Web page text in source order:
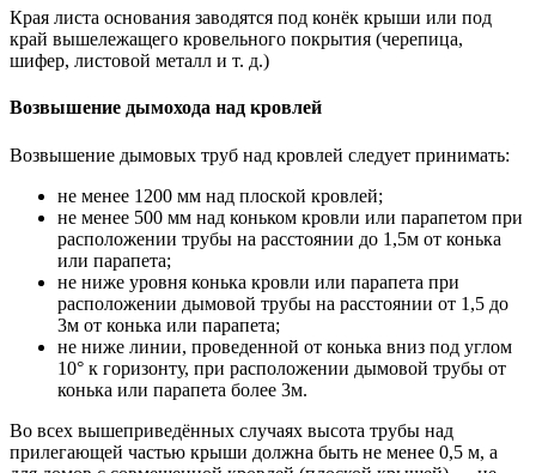
Края листа основания заводятся под конёк крыши или под
край вышележащего кровельного покрытия (черепица,
шифер, листовой металл и т. д.)
Возвышение дымохода над кровлей
Возвышение дымовых труб над кровлей следует принимать:
не менее 1200 мм над плоской кровлей;
не менее 500 мм над коньком кровли или парапетом при
расположении трубы на расстоянии до 1,5м от конька
или парапета;
не ниже уровня конька кровли или парапета при
расположении дымовой трубы на расстоянии от 1,5 до
3м от конька или парапета;
не ниже линии, проведенной от конька вниз под углом
10° к горизонту, при расположении дымовой трубы от
конька или парапета более 3м.
Во всех вышеприведённых случаях высота трубы над
прилегающей частью крыши должна быть не менее 0,5 м, а